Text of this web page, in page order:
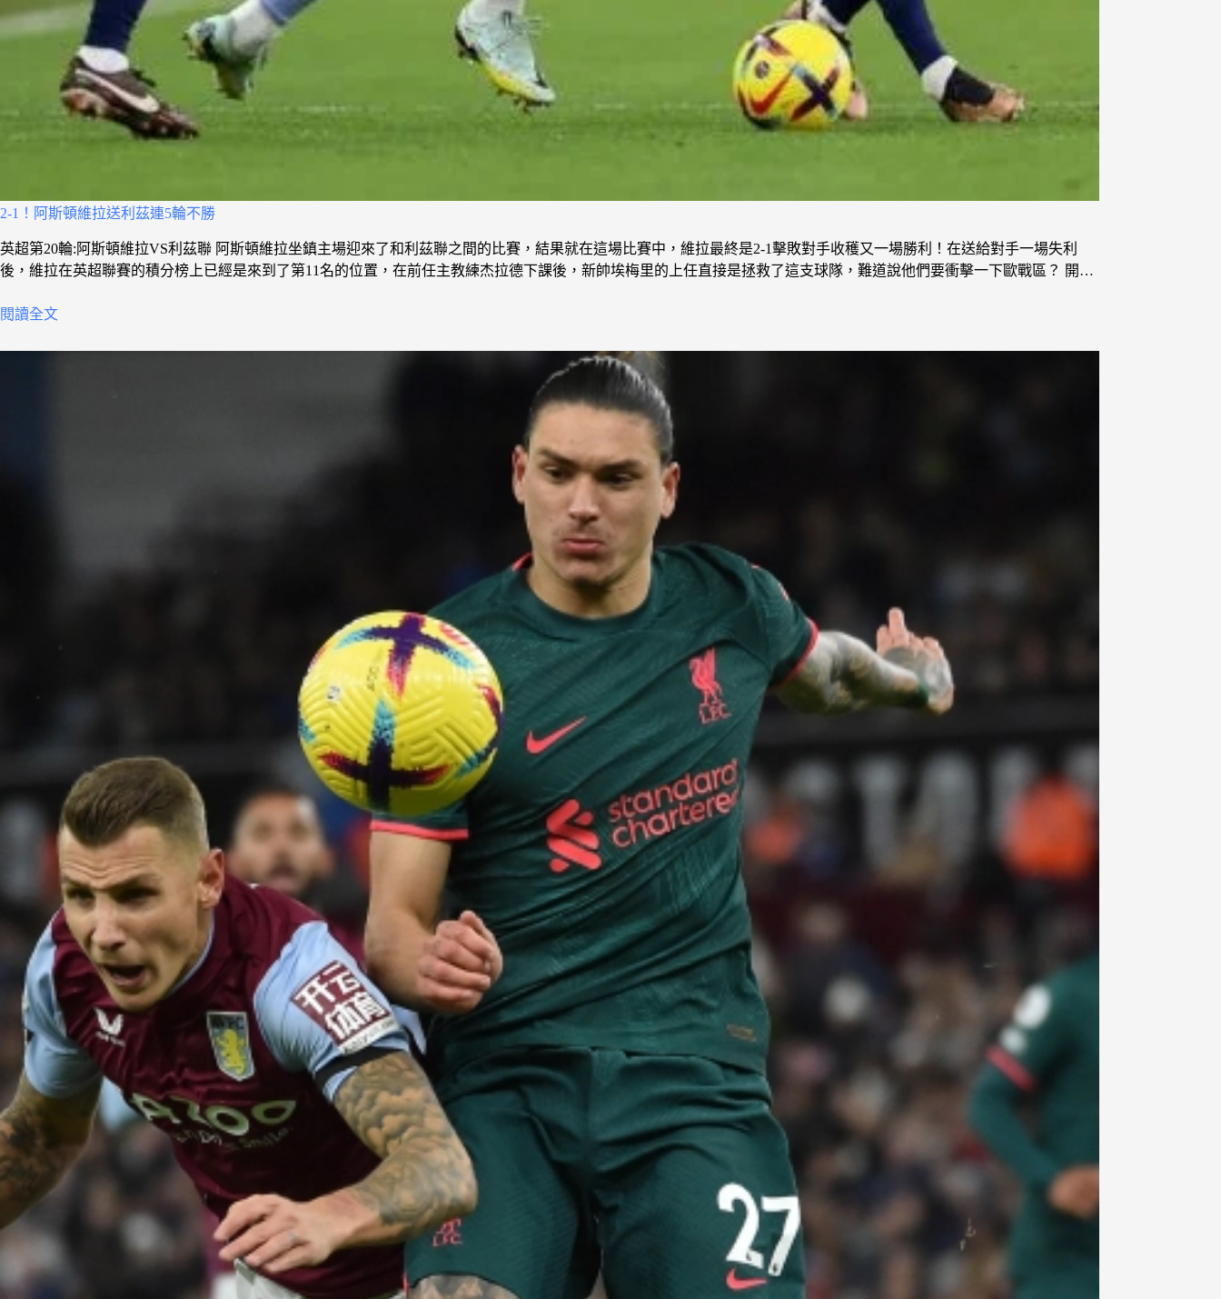
2-1！阿斯頓維拉送利茲連5輪不勝
英超第20輪:阿斯頓維拉VS利茲聯 阿斯頓維拉坐鎮主場迎來了和利茲聯之間的比賽，結果就在這場比賽中，維拉最終是2-1擊敗對手收穫又一場勝利！在送給對手一場失利
後，維拉在英超聯賽的積分榜上已經是來到了第11名的位置，在前任主教練杰拉德下課後，新帥埃梅里的上任直接是拯救了這支球隊，難道說他們要衝擊一下歐戰區？ 開…
閱讀全文